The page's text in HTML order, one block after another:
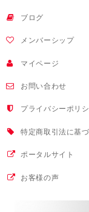
ブログ
メンバーシップ
マイページ
お問い合わせ
プライバシーポリ
特定商取引法に基
ポータルサイト
お客様の声